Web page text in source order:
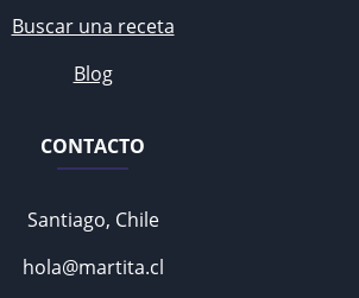
Buscar una receta
Blog
CONTACTO
Santiago, Chile
hola@martita.cl